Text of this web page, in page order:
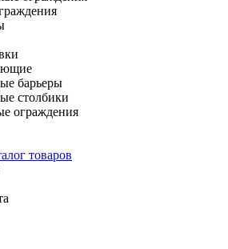
барьеры
столбики
ограждения
товаров